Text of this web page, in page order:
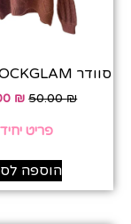
סוודר ROCKGLAM מידה S
50.00₪
₪
פריט יחיד
הוספה